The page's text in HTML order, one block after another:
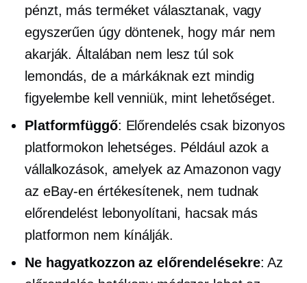
pénzt, más terméket választanak, vagy
egyszerűen úgy döntenek, hogy már nem
akarják. Általában nem lesz túl sok
lemondás, de a márkáknak ezt mindig
figyelembe kell venniük, mint lehetőséget.
Platformfüggő: Előrendelés csak bizonyos
platformokon lehetséges. Például azok a
vállalkozások, amelyek az Amazonon vagy
az eBay-en értékesítenek, nem tudnak
előrendelést lebonyolítani, hacsak más
platformon nem kínálják.
Ne hagyatkozzon az előrendelésekre: Az